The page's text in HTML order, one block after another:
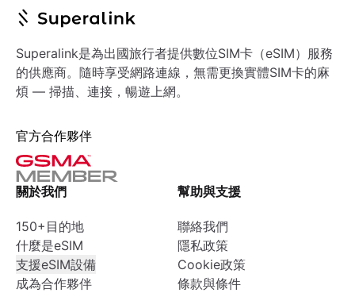
Superalink是為出國旅行者提供數位SIM卡（eSIM）服務
的供應商。隨時享受網路連線，無需更換實體SIM卡的麻
煩 — 掃描、連接，暢遊上網。
官方合作夥伴
關於我們
150+目的地
什麼是eSIM
支援eSIM設備
成為合作夥伴
幫助與支援
聯絡我們
隱私政策
Cookie政策
條款與條件